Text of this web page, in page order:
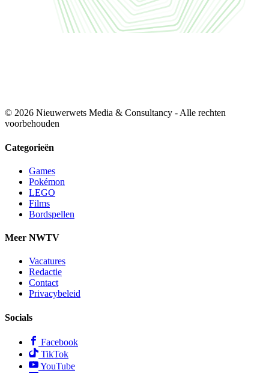
© 2026 Nieuwerwets Media & Consultancy - Alle rechten
voorbehouden
Categorieën
Games
Pokémon
LEGO
Films
Bordspellen
Meer NWTV
Vacatures
Redactie
Contact
Privacybeleid
Socials
Facebook
TikTok
YouTube